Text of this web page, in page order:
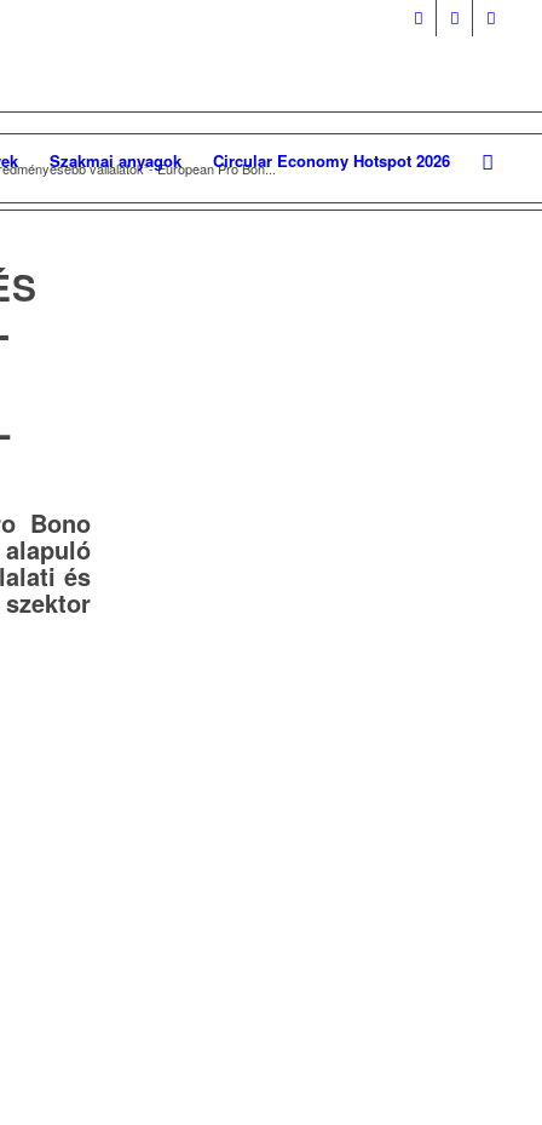
Szakmai anyagok Circular Economy Hotspot 2026
vállalatok”- European Pro Bon...
Bono
és